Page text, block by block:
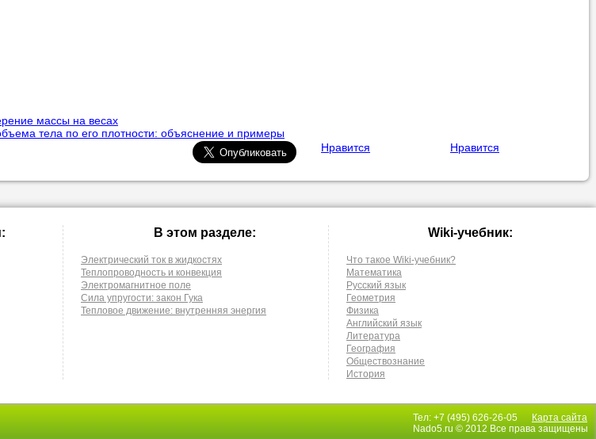
массы на весах
тела по его плотности: объяснение и примеры
Нравится
Нравится
В этом разделе:
Электрический ток в жидкостях
Теплопроводность и конвекция
Электромагнитное поле
Сила упругости: закон Гука
Тепловое движение: внутренняя энергия
Wiki-учебник:
Что такое Wiki-учебник?
Математика
Русский язык
Геометрия
Физика
Английский язык
Литература
География
Обществознание
История
Тел: +7 (495) 626-26-05
Карта сайта
Nado5.ru © 2012 Все права защищены